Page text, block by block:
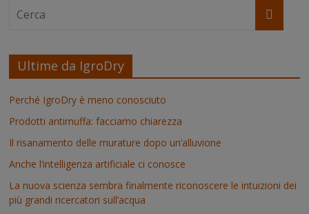
Ultime da IgroDry
Perché IgroDry è meno conosciuto
Prodotti antimuffa: facciamo chiarezza
Il risanamento delle murature dopo un’alluvione
Anche l’intelligenza artificiale ci conosce
La nuova scienza sembra finalmente riconoscere le intuizioni dei
più grandi ricercatori sull’acqua